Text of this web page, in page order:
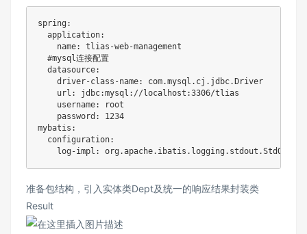
spring :
  application
:
    name
: tlias -web-management
  #mysql连接配置
  datasource
:
    driver
-class -name: com.mysql . cj . jdbc. Driver
    url
: jdbc:mysql : // localhost :3306/tlias
    username
:
root
    password
:
1234
mybatis :
  configuration
:
    log
-impl : org .apache. ibatis . logging . stdout .
准备包结构，引入实体类Dept及统一的响应结果封装类
Result